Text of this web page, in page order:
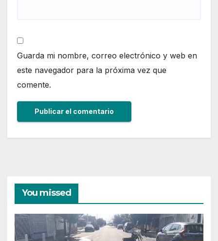
Guarda mi nombre, correo electrónico y web en
este navegador para la próxima vez que
comente.
You missed